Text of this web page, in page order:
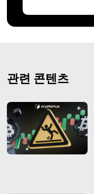
관련 콘텐츠